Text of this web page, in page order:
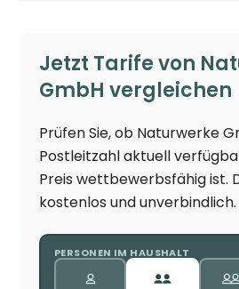
Jetzt Tarife von
GmbH vergleichen
Prüfen Sie, ob Naturwerke
Postleitzahl aktuell
Preis wettbewerbsfähig ist.
kostenlos und unverbindlich.
PERSONEN IM HAUSHALT